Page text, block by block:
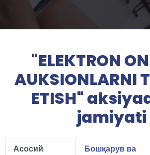
"ELEKTRON
AUKSIONLARNI
ETISH"
jamiyati
Асосий
Бошқарув ва